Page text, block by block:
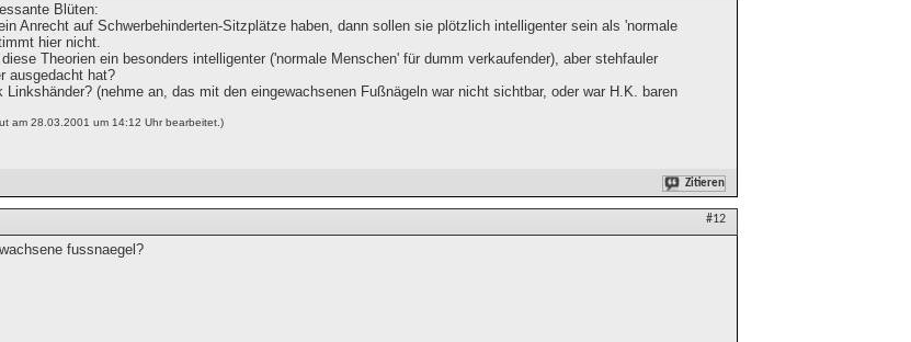
Blüten:
Anrecht auf Schwerbehinderten-Sitzplätze haben, dann sollen sie plötzlich intelligenter sein als 'normale
hier nicht.
Theorien ein besonders intelligenter ('normale Menschen' für dumm verkaufender), aber stehfauler
ausgedacht hat?
(nehme an, das mit den eingewachsenen Fußnägeln war nicht sichtbar, oder war H.K. baren
am 28.03.2001 um 14:12 Uhr bearbeitet.)
Zitieren
#12
fussnaegel?